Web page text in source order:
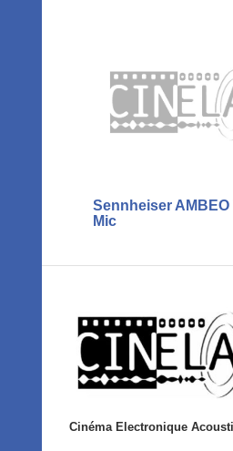
Sennheiser AMBEO
Mic
Cinéma Electronique